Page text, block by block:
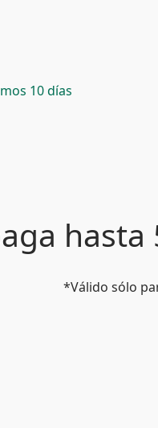
10 días
hasta
*Válido sólo